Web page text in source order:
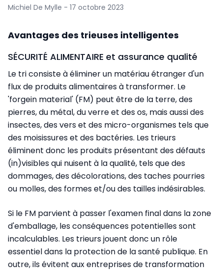
Michiel De Mylle - 17 octobre 2023
Avantages des trieuses intelligentes
SÉCURITÉ ALIMENTAIRE et assurance qualité
Le tri consiste à éliminer un matériau étranger d'un
flux de produits alimentaires à transformer. Le
'forgein material' (FM) peut être de la terre, des
pierres, du métal, du verre et des os, mais aussi des
insectes, des vers et des micro-organismes tels que
des moisissures et des bactéries. Les trieurs
éliminent donc les produits présentant des défauts
(in)visibles qui nuisent à la qualité, tels que des
dommages, des décolorations, des taches pourries
ou molles, des formes et/ou des tailles indésirables.
Si le FM parvient à passer l'examen final dans la zone
d'emballage, les conséquences potentielles sont
incalculables. Les trieurs jouent donc un rôle
essentiel dans la protection de la santé publique. En
outre, ils évitent aux entreprises de transformation